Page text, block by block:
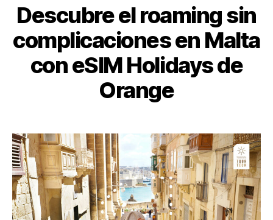
y
Europa
Descubre el roaming sin
complicaciones en Malta
con eSIM Holidays de
Orange